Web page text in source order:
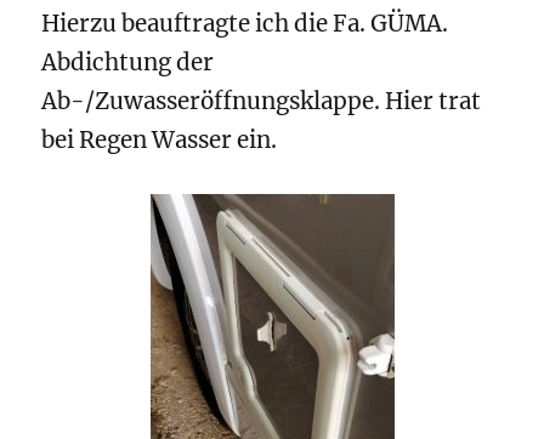
Hierzu beauftragte ich die Fa. GÜMA.
Abdichtung der
Ab-/Zuwasseröffnungsklappe. Hier trat
bei Regen Wasser ein.